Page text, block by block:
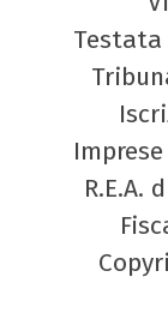
R.E.A.